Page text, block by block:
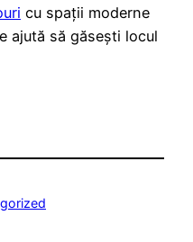
cu spații moderne
ajută să găsești locul